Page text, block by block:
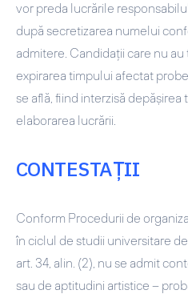
vor preda lucrările
după secretizarea numelui
admitere. Candidaţii care nu
expirarea timpului afectat
se află, fiind interzisă
elaborarea lucrării.
CONTESTAȚII
Conform Procedurii de
în ciclul de studii universitare
art. 34, alin. (2), nu se admit
sau de aptitudini artistice –